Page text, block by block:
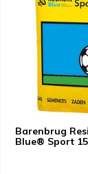
Barenbrug
Blue® Sport